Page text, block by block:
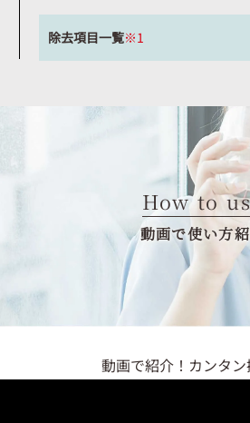
除去項目一覧※1
How to
動画で使い方
動画で紹介！カンタ